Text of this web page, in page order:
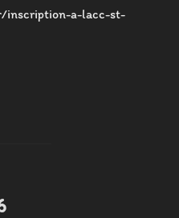
inscription-a-lacc-st-